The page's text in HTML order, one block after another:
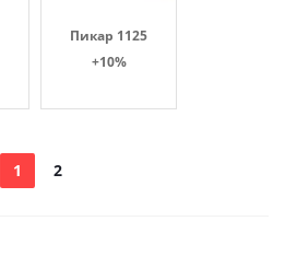
Пикар 1125
+10%
1 2